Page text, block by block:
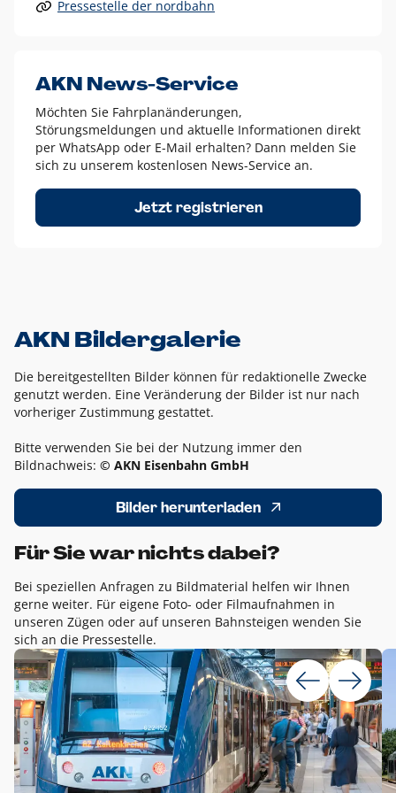
Alle anderen Logo-Varianten dürfen nur in Ausnahmefällen
Diese Ausnahmen sind zum Beispiel:
dem AKN Blau,
weißes Logo auf Fotohintergründen,
schwarzes Logo für reine Schwarz-Weiß-Umsetzungen
Um das Logo herum muss ein Schutzraum von jeweils einer
Höhe bzw. Breite des N aus AKN in alle Richtungen
Pressestelle der nordbahn
AKN News-Service
Möchten Sie Fahrplanänderungen,
Störungsmeldungen und aktuelle Informationen direkt
per WhatsApp oder E-Mail erhalten? Dann melden Sie
sich zu unserem kostenlosen News-Service an.
Jetzt registrieren
AKN Bildergalerie
Die bereitgestellten Bilder können für redaktionelle Zwecke
genutzt werden. Eine Veränderung der Bilder ist nur nach
vorheriger Zustimmung gestattet.
Bitte verwenden Sie bei der Nutzung immer den
Bildnachweis: © AKN Eisenbahn GmbH
Bilder herunterladen
Für Sie war nichts dabei?
Bei speziellen Anfragen zu Bildmaterial helfen wir Ihnen
gerne weiter. Für eigene Foto- oder Filmaufnahmen in
unseren Zügen oder auf unseren Bahnsteigen wenden Sie
sich an die Pressestelle.